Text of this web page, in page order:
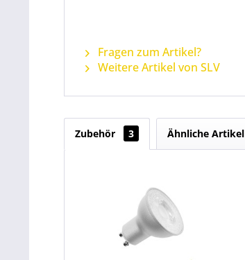
Fragen zum Artikel?
Weitere Artikel von SLV
Zubehör 3 Ähnliche Artikel